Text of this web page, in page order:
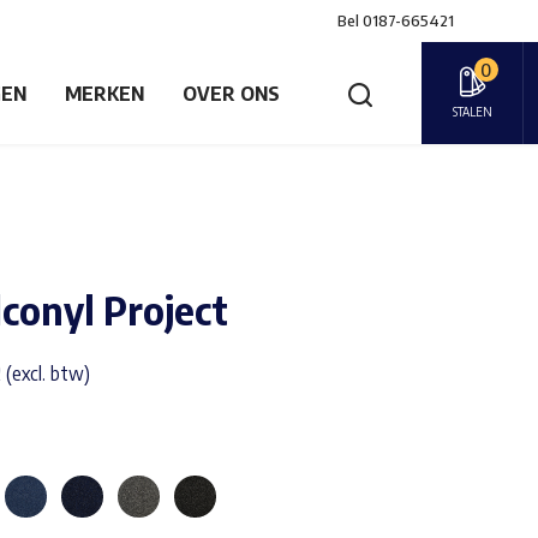
Bel 0187-665421
MERKEN OVER ONS
0
STALEN
Project
(excl. btw)